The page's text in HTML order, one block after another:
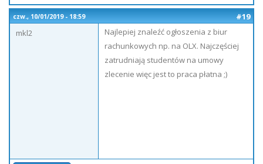
czw., 10/01/2019 - 18:59
#19
mkl2
Najlepiej znaleźć ogłoszenia z biur
rachunkowych np. na OLX. Najczęściej
zatrudniają studentów na umowy
zlecenie więc jest to praca płatna ;)